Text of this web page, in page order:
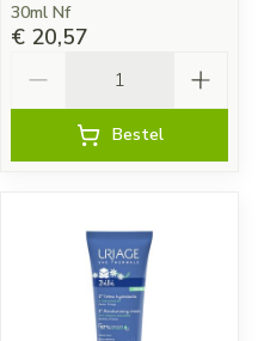
30ml Nf
€ 20,57
Bestel